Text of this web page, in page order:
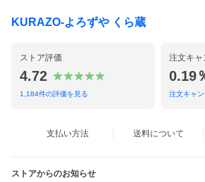
KURAZO-よろずや くら蔵
ストア評価
4.72
1,184件の評価を見る
注文キャ
0.19
注文キャ
支払い方法 送料について
ストアからのお知らせ